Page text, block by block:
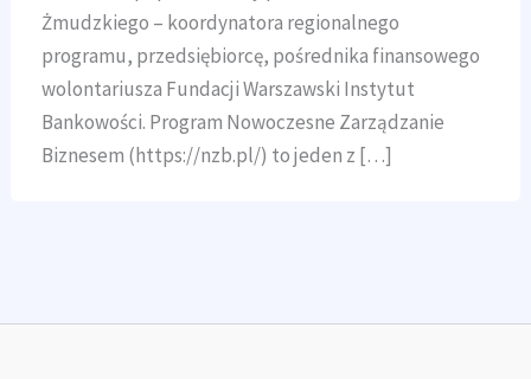
Żmudzkiego – koordynatora regionalnego
programu, przedsiębiorcę, pośrednika finansowego
wolontariusza Fundacji Warszawski Instytut
Bankowości. Program Nowoczesne Zarządzanie
Biznesem (https://nzb.pl/) to jeden z […]